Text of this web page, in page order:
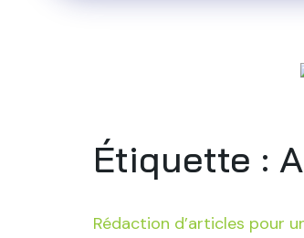
Étiquette :
Rédaction d’articles pour